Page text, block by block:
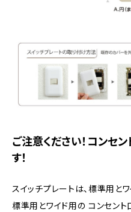
ご注意ください！コンセ
す！
スイッチプレートは、標準用と
標準用とワイド用の コンセント